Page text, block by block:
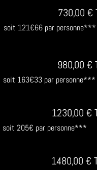
730,00 €
soit 121€66 par personne***
980,00 €
soit 163€33 par personne***
1230,00 €
soit 205€ par personne***
1480,00 €